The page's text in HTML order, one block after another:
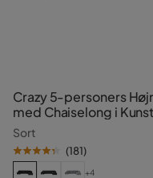
Crazy 5-personers
med Chaiselong i
Sort
(181)
+4